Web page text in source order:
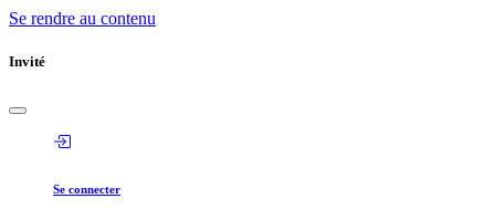
Se rendre au contenu
Invité
Se connecter